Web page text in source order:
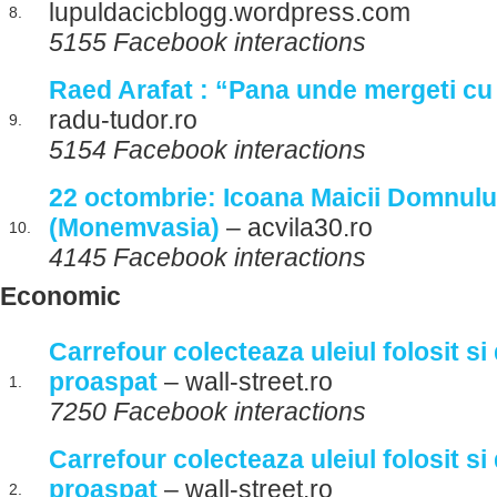
8.
lupuldacicblogg.wordpress.com
5155 Facebook interactions
9.
Raed Arafat : “Pana unde mergeti
radu-tudor.ro
5154 Facebook interactions
10.
22 octombrie: Icoana Maicii
(Monemvasia) – acvila30.ro
4145 Facebook interactions
Economic
1.
Carrefour colecteaza uleiul folosit si
proaspat – wall-street.ro
7250 Facebook interactions
2.
Carrefour colecteaza uleiul folosit si
proaspat – wall-street.ro